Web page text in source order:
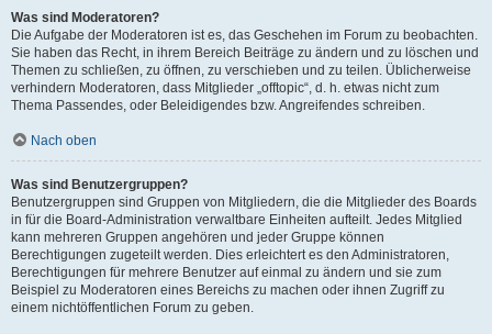
Was sind Moderatoren?
Die Aufgabe der Moderatoren ist es, das Geschehen im Forum zu beobachten.
Sie haben das Recht, in ihrem Bereich Beiträge zu ändern und zu löschen und
Themen zu schließen, zu öffnen, zu verschieben und zu teilen. Üblicherweise
verhindern Moderatoren, dass Mitglieder „offtopic“, d. h. etwas nicht zum
Thema Passendes, oder Beleidigendes bzw. Angreifendes schreiben.
Nach oben
Was sind Benutzergruppen?
Benutzergruppen sind Gruppen von Mitgliedern, die die Mitglieder des Boards
in für die Board-Administration verwaltbare Einheiten aufteilt. Jedes Mitglied
kann mehreren Gruppen angehören und jeder Gruppe können
Berechtigungen zugeteilt werden. Dies erleichtert es den Administratoren,
Berechtigungen für mehrere Benutzer auf einmal zu ändern und sie zum
Beispiel zu Moderatoren eines Bereichs zu machen oder ihnen Zugriff zu
einem nichtöffentlichen Forum zu geben.